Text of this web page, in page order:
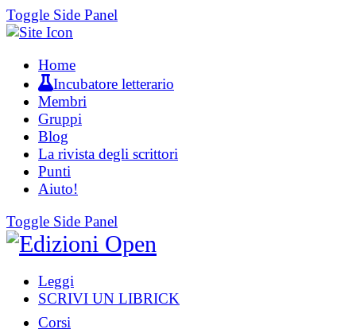
Toggle Side Panel
Home
Incubatore letterario
Membri
Gruppi
Blog
La rivista degli scrittori
Punti
Aiuto!
Toggle Side Panel
Leggi
SCRIVI UN LIBRICK
Corsi